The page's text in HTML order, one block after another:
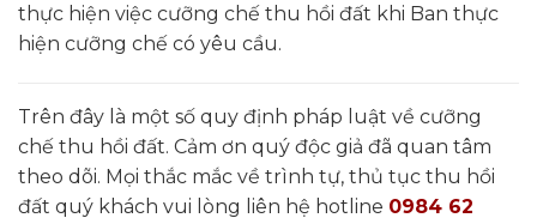
thực hiện việc cưỡng chế thu hồi đất khi Ban thực
hiện cưỡng chế có yêu cầu.
Trên đây là một số quy định pháp luật về cưỡng
chế thu hồi đất. Cảm ơn quý độc giả đã quan tâm
theo dõi. Mọi thắc mắc về trình tự, thủ tục thu hồi
đất quý khách vui lòng liên hệ hotline 0984 62